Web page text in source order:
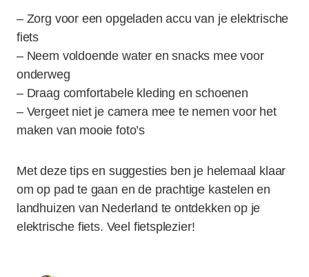
– Zorg voor een opgeladen accu van je elektrische
fiets
– Neem voldoende water en snacks mee voor
onderweg
– Draag comfortabele kleding en schoenen
– Vergeet niet je camera mee te nemen voor het
maken van mooie foto’s
Met deze tips en suggesties ben je helemaal klaar
om op pad te gaan en de prachtige kastelen en
landhuizen van Nederland te ontdekken op je
elektrische fiets. Veel fietsplezier!